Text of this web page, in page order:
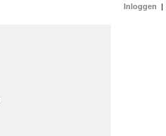
Inloggen |